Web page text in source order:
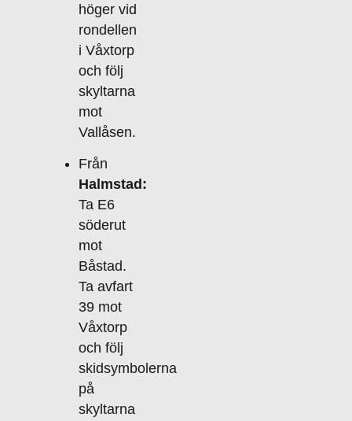
höger vid
rondellen
i Våxtorp
och följ
skyltarna
mot
Vallåsen.
Från
Halmstad:
Ta E6
söderut
mot
Båstad.
Ta avfart
39 mot
Våxtorp
och följ
skidsymbolerna
på
skyltarna